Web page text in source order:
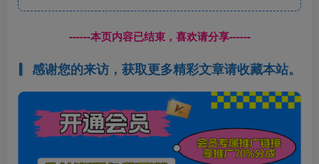
------本页内容已结束，喜欢请分享------
感谢您的来访，获取更多精彩文章请收藏本站。